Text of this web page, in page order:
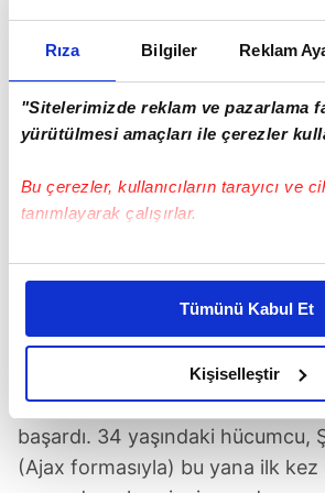
Rıza Bilgiler Reklam
"Sitelerimizde reklam ve pazarlama
yürütülmesi amaçları ile çerezler
Bu çerezler, kullanıcıların tarayıcı ve
tanımlayarak çalışırlar.
Bu çerezlere izin vermeniz halinde
daha iyi reklam deneyimi yaşatabiliriz.
amacımızın size daha iyi bir reklam
olduğunu ve sizlere en iyi içerikleri
elimizden gelen çabayı gösterdiğimizi
reklamların maliyetlerimizi karşılamak
kalemimiz olduğunu sizlere hatırlatmak
Tümünü Kabul Et
Kişiselleştir
İYİCE ISINDI!
Geçtiğimiz hafta Çaykur
havalandırarak Süper Lig'deki ilk
Dusan Tadic, dün de penaltıdan
başardı. 34 yaşındaki hücumcu,
(Ajax formasıyla) bu yana ilk